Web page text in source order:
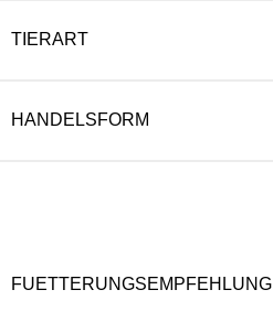
TIERART
HANDELSFORM
FUETTERUNGSEMPFEHLUNG